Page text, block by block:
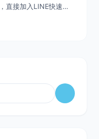
直接加入LINE快速詢
客戶點一下，馬上可